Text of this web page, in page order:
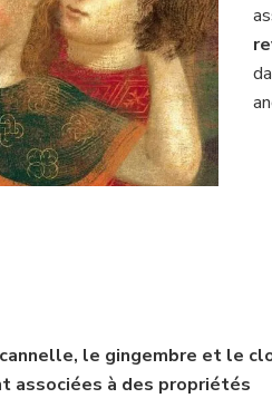
cannelle, le gingembre et le
associées à des propriétés